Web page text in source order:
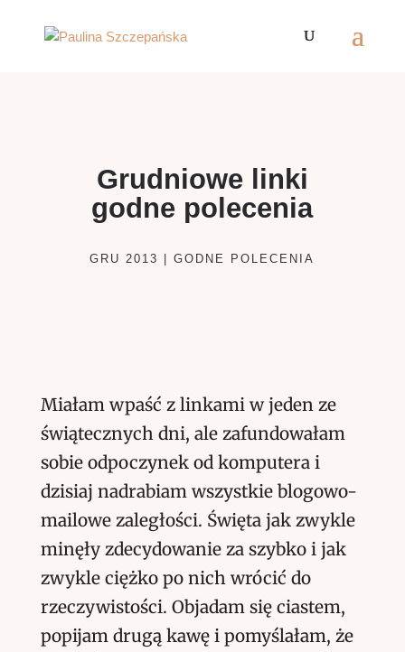
Grudniowe linki
godne polecenia
GRU 2013 |GODNE POLECENIA
Miałam wpaść z linkami w jeden ze
świątecznych dni, ale zafundowałam
sobie odpoczynek od komputera i
dzisiaj nadrabiam wszystkie blogowo-
mailowe zaległości. Święta jak zwykle
minęły zdecydowanie za szybko i jak
zwykle ciężko po nich wrócić do
rzeczywistości. Objadam się ciastem,
popijam drugą kawę i pomyślałam, że